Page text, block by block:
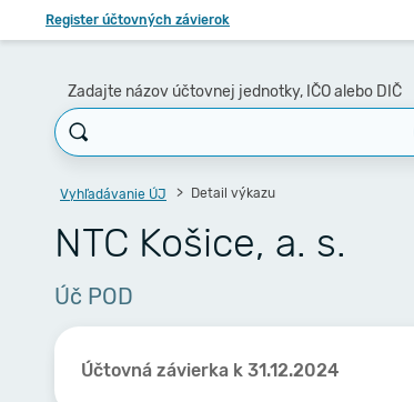
Register účtovných závierok
Zadajte názov účtovnej jednotky, IČO alebo DIČ
Vyhľadávanie ÚJ Detail výkazu
NTC Košice, a. s.
Úč POD
Účtovná závierka k 31.12.2024